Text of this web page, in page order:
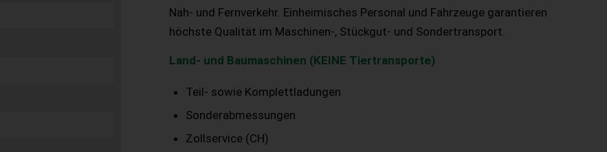
Nah- und Fernverkehr. Einheimisches Personal und Fahrzeuge garantieren
höchste Qualität im Maschinen-, Stückgut- und Sondertransport.
Land- und Baumaschinen (KEINE Tiertransporte)
Teil- sowie Komplettladungen
Sonderabmessungen
Zollservice (CH)